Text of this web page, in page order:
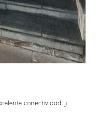
conectividad y